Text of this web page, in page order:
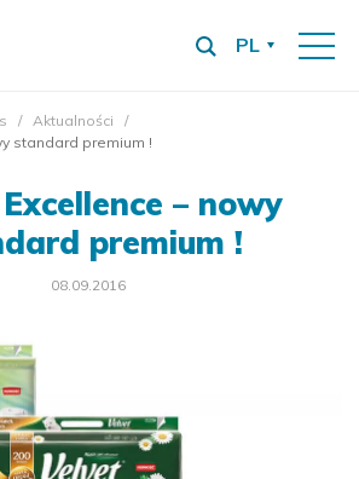
PL
Aktualności
standard premium !
– nowy
premium !
08.09.2016